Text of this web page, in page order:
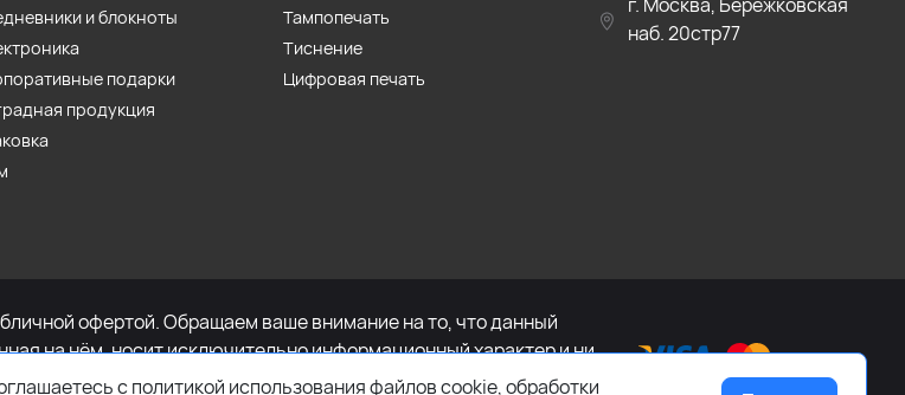
наб. 20стр77
и блокноты
подарки
продукция
Тампопечать
Тиснение
Цифровая печать
офертой. Обращаем ваше внимание на то, что данный
на нём, носит исключительно информационный характер и ни
Статьи 437 Гражданского кодекса Российской Федерации.
с политикой использования файлов cookie, обработки